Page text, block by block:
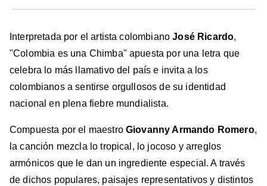
Interpretada por el artista colombianoJosé Ricardo,
"Colombia es una Chimba" apuesta por una letra que
celebra lo más llamativo del país e invita a los
colombianos a sentirse orgullosos de su identidad
nacional en plena fiebre mundialista.
Compuesta por el maestro Giovanny Armando Romero,
la canción mezcla lo tropical, lo jocoso y arreglos
armónicos que le dan un ingrediente especial. A través
de dichos populares, paisajes representativos y distintos